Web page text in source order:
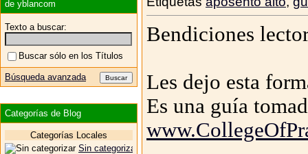
Bendiciones
Les dejo esta
Es una guía
de yblancom
Texto a buscar:
Buscar sólo en los Títulos
Búsqueda avanzada
Categorías de Blog
Categorías Locales
Sin categorizar